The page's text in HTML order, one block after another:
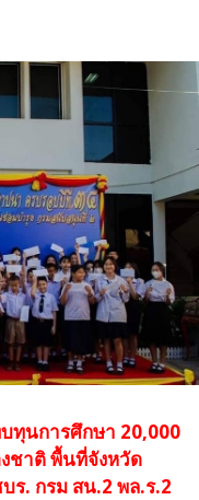
ทุนการศึกษา 20,000
ชาติ พื้นที่จังหวัด
ร. กรม สน.2 พล.ร.2